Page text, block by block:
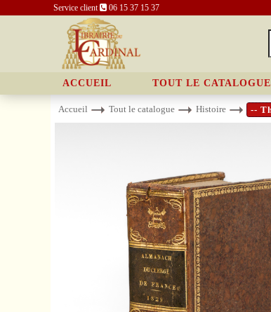
Service client 06 15 37 15 37
ACCUEIL TOUT LE CATALOGUE
Accueil Tout le catalogue Histoire